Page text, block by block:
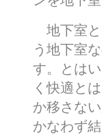
地下室と
う地下室
す。とは
く快適と
か移さな
かなわず